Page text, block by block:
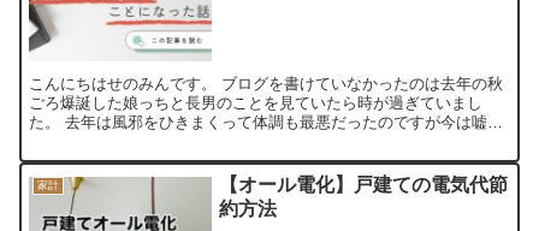
こんにちはせのみんです。 ブログを書けていなかったのは去年の秋
ごろ爆誕した娘っちと長男のことを見ていたら時が過ぎていまし
た。 去年は風邪をひきまくって体調も最悪だったのですが今は嘘の
家計
【オール電化】戸建ての電気代節
約方法